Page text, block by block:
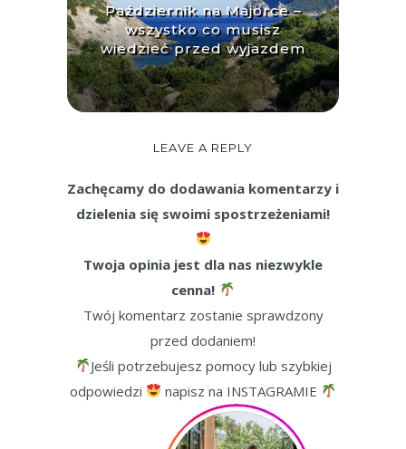
Październik na Majorce –
wszystko co musisz
wiedzieć przed wyjazdem
LEAVE A REPLY
Zachęcamy do dodawania komentarzy i
dzielenia się swoimi spostrzeżeniami!
Twoja opinia jest dla nas niezwykle
cenna!
Twój komentarz zostanie sprawdzony
przed dodaniem!
Jeśli potrzebujesz pomocy lub szybkiej
odpowiedzi
napisz na INSTAGRAMIE